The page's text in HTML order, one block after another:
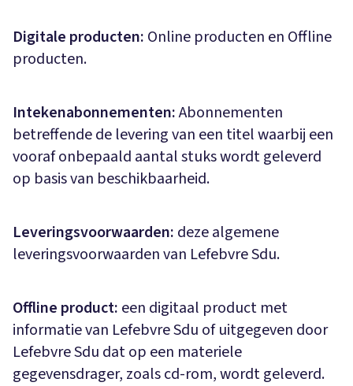
Digitale producten: Online producten en Offline
producten.
Intekenabonnementen:Abonnementen
betreffende de levering van een titel waarbij een
vooraf onbepaald aantal stuks wordt geleverd
op basis van beschikbaarheid.
Leveringsvoorwaarden: deze algemene
leveringsvoorwaarden van Lefebvre Sdu.
Offline product: een digitaal product met
informatie van Lefebvre Sdu of uitgegeven door
Lefebvre Sdu dat op een materiele
gegevensdrager, zoals cd-rom, wordt geleverd.